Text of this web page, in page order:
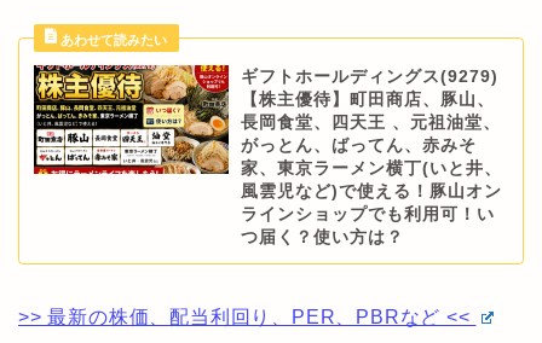
ギフトホールディングス(9279)
【株主優待】町田商店、豚山、
長岡食堂、四天王 、元祖油堂、
がっとん、ばってん、赤みそ
家、東京ラーメン横丁(いと井、
風雲児など)で使える！豚山オン
ラインショップでも利用可！い
つ届く？使い方は？
>> 最新の株価、配当利回り、PER、PBRなど <<